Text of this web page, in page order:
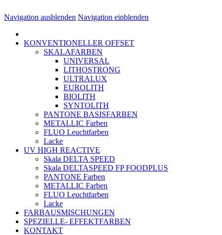
Navigation ausblenden Navigation einblenden
KONVENTIONELLER OFFSET
SKALAFARBEN
UNIVERSAL
LITHOSTRONG
ULTRALUX
EUROLITH
BIOLITH
SYNTOLITH
PANTONE BASISFARBEN
METALLIC Farben
FLUO Leuchtfarben
Lacke
UV HIGH REACTIVE
Skala DELTA SPEED
Skala DELTASPEED FP FOODPLUS
PANTONE Farben
METALLIC Farben
FLUO Leuchtfarben
Lacke
FARBAUSMISCHUNGEN
SPEZIELLE- EFFEKTFARBEN
KONTAKT